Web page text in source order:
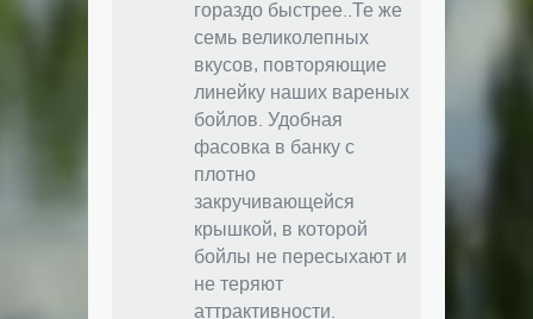
гораздо быстрее..Те же
семь великолепных
вкусов, повторяющие
линейку наших вареных
бойлов. Удобная
фасовка в банку с
плотно
закручивающейся
крышкой, в которой
бойлы не пересыхают и
не теряют
аттрактивности.